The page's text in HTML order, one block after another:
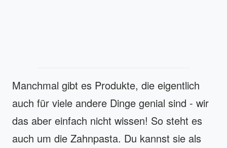
Manchmal gibt es Produkte, die eigentlich
auch für viele andere Dinge genial sind - wir
das aber einfach nicht wissen! So steht es
auch um die Zahnpasta. Du kannst sie als